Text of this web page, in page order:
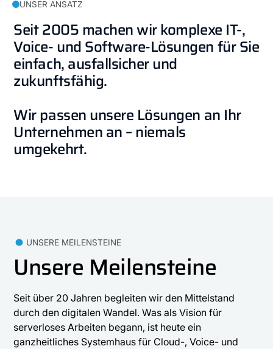
UNSER ANSATZ
Seit2005machenwirkomplexe IT-,
Voice-undSoftware-LösungenfürSie
einfach,ausfallsicherund
zukunftsfähig.
Wirpassenunsere Lösungen an Ihr
Unternehmenan–niemals
umgekehrt.
UNSERE MEILENSTEINE
Unsere Meilensteine
Seit über 20 Jahren begleiten wir den Mittelstand
durch den digitalen Wandel. Was als Vision für
serverloses Arbeiten begann, ist heute ein
ganzheitliches Systemhaus für Cloud-, Voice- und